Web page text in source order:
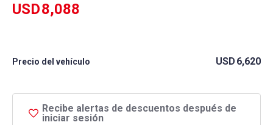
USD8,088
Precio del vehículo USD 6,620
Recibe alertas de descuentos después de
iniciar sesión